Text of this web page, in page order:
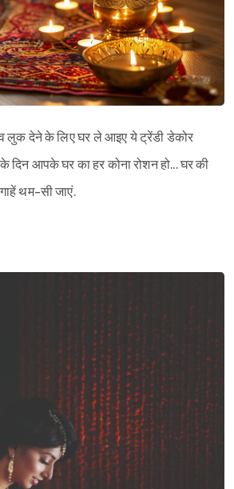
लुक देने के लिए घर ले आइए ये ट्रेंडी डेकोर
दिन आपके घर का हर कोना रोशन हो... घर की
थम-सी जाएं.